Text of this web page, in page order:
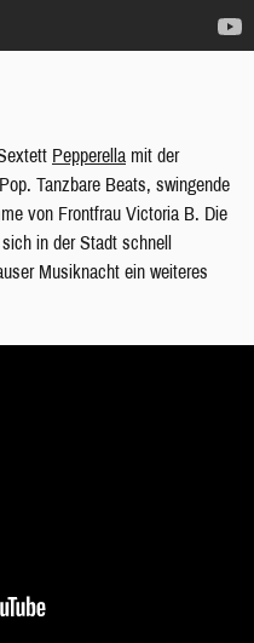
Pepperella mit der
Tanzbare Beats, swingende
von Frontfrau Victoria B. Die
in der Stadt schnell
Musiknacht ein weiteres